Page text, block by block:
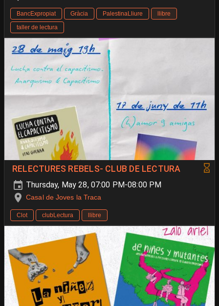
BancExpropiat Gràcia PalestinaLliure
llibre
taller de lectura
RELECTURES REBELS- CLUB DE LECTURA
Thursday, May 28, 07:00 PM-08:00 PM
Casal de Joves la Traca
Clot clubLectura llibre